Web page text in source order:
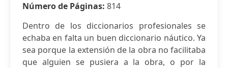
Número de Páginas: 814
Dentro de los diccionarios profesionales se
echaba en falta un buen diccionario náutico. Ya
sea porque la extensión de la obra no facilitaba
que alguien se pusiera a la obra, o por la